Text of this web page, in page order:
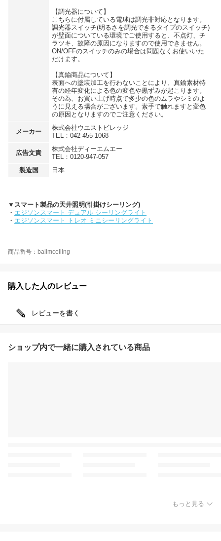
【調光器について】
こちらに付属している電球は調光非対応となります。
調光器スイッチ(明るさを調光できるタイプのスイッチ)
が壁面についている環境でご使用すると、不点灯、チ
ラツキ、故障の原因になりますので使用できません。
ON/OFFのスイッチのみの場合は問題なくお使いいた
だけます。
【真鍮商品について】
表面への塗装加工を行わないことにより、真鍮素材特
有の経年変化による色の変色や黒ずみが起こります。
その為、お買い上げ時点で多少の色のムラやシミのよ
うに見える場合がございます。素手で触れますと変色
の原因となりますのでご注意ください。
メーカー
株式会社ウエストビレッジ
TEL：042-455-1068
広告文責
株式会社ディーエムエー
TEL：0120-947-057
製造国
日本
▼スマート製品の天井照明(引掛けシーリング)
・ エジソンスマート デュアル シーリングライト
・ エジソンスマート トレオ ミニシーリングライト
商品番号：ballmceiling
購入した人のレビュー
レビューを書く
ショップ内で一緒に購入されている商品
もっと見る